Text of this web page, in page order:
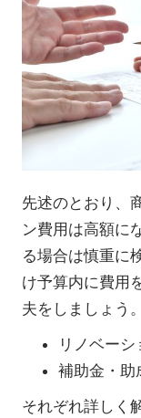
先述のとおり、
ン費用は高額に
る場合は慎重に
け予算内に費用
夫をしましょう。
リノベー
補助金・助
それぞれ詳しく